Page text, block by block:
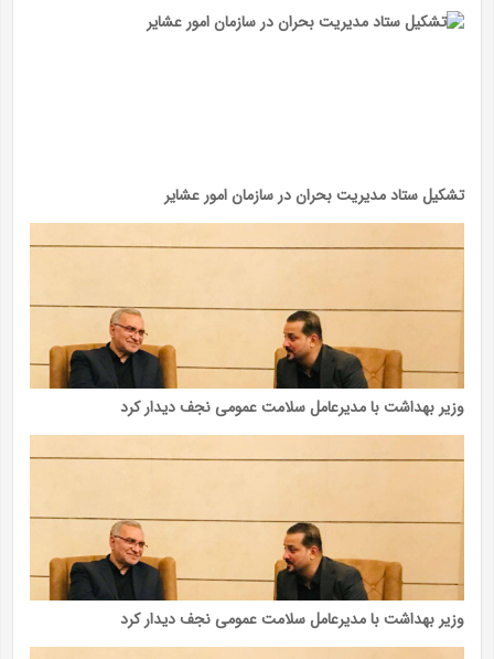
تشکیل ستاد مدیریت بحران در سازمان امور عشایر
وزیر بهداشت با مدیرعامل سلامت عمومی نجف دیدار کرد
وزیر بهداشت با مدیرعامل سلامت عمومی نجف دیدار کرد